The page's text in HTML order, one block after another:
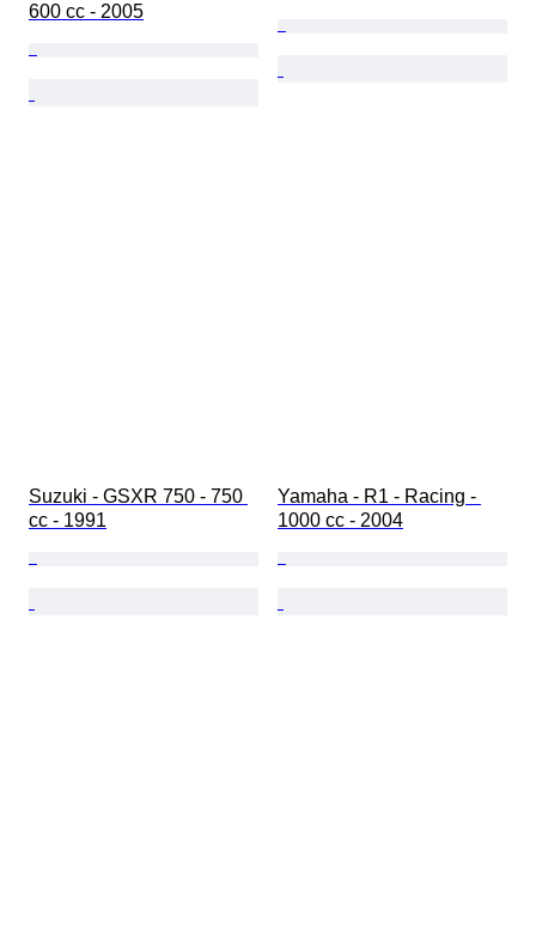
600 cc - 2005
Suzuki - GSXR 750 - 750
cc - 1991
Yamaha - R1 - Racing -
1000 cc - 2004